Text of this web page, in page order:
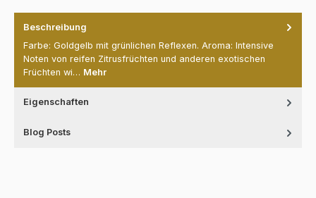
Beschreibung
Farbe: Goldgelb mit grünlichen Reflexen. Aroma: Intensive
Noten von reifen Zitrusfrüchten und anderen exotischen
Früchten wi… Mehr
Eigenschaften
Blog Posts